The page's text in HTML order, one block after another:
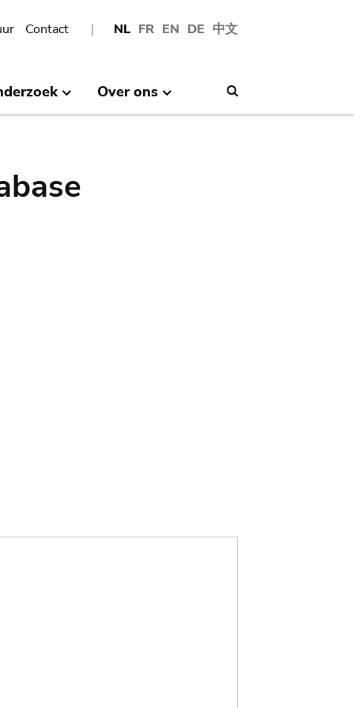
NL FR EN DE 中文
Contact
Over ons